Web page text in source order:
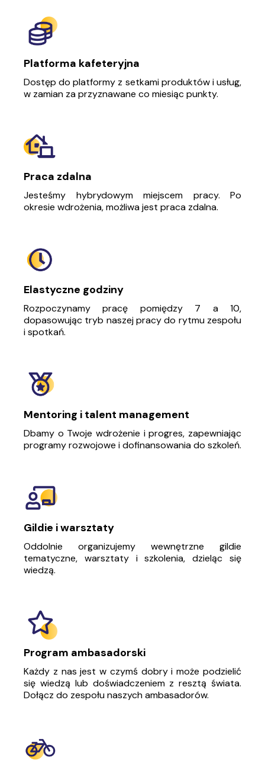
Platforma kafeteryjna
Dostęp do platformy z setkami produktów i usług,
w zamian za przyznawane co miesiąc punkty.
Praca zdalna
Jesteśmy hybrydowym miejscem pracy. Po
okresie wdrożenia, możliwa jest praca zdalna.
Elastyczne godziny
Rozpoczynamy pracę pomiędzy 7 a 10,
dopasowując tryb naszej pracy do rytmu zespołu
i spotkań.
Mentoring i talent management
Dbamy o Twoje wdrożenie i progres, zapewniając
programy rozwojowe i dofinansowania do szkoleń.
Gildie i warsztaty
Oddolnie organizujemy wewnętrzne gildie
tematyczne, warsztaty i szkolenia, dzieląc się
wiedzą.
Program ambasadorski
Każdy z nas jest w czymś dobry i może podzielić
się wiedzą lub doświadczeniem z resztą świata.
Dołącz do zespołu naszych ambasadorów.